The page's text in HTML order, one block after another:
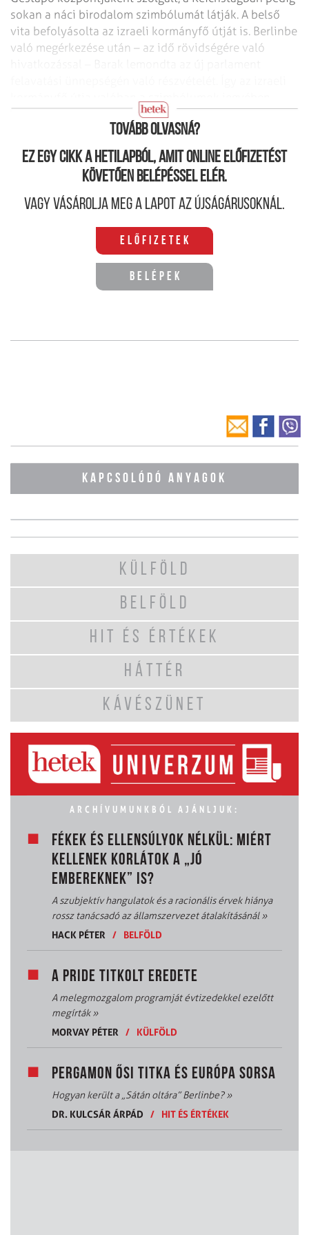
sokan a náci birodalom szimbólumát látják. A belső
vita befolyásolta az izraeli kormányfő útját is. Berlinbe
való megérkezése után – az idő rövidségére való
zajlott.
Tovább olvasná?
Ez egy cikk a hetilapból, amit online előfizetést
követően belépéssel elér.
Vagy vásárolja meg a lapot az újságárusoknál.
Előfizetek
Belépek
KAPCSOLÓDÓ ANYAGOK
KÜLFÖLD
BELFÖLD
HIT ÉS ÉRTÉKEK
HÁTTÉR
KÁVÉSZÜNET
ARCHÍVUMUNKBÓL AJÁNLJUK:
FÉKEK ÉS ELLENSÚLYOK NÉLKÜL: MIÉRT
KELLENEK KORLÁTOK A „JÓ
EMBEREKNEK” IS?
A szubjektív hangulatok és a racionális érvek hiánya
rossz tanácsadó az államszervezet átalakításánál»
HACK PÉTER
/ BELFÖLD
A PRIDE TITKOLT EREDETE
A melegmozgalom programját évtizedekkel ezelőtt
megírták»
MORVAY PÉTER
/ KÜLFÖLD
PERGAMON ŐSI TITKA ÉS EURÓPA SORSA
Hogyan került a „Sátán oltára” Berlinbe?»
DR. KULCSÁR ÁRPÁD
/ HIT ÉS ÉRTÉKEK